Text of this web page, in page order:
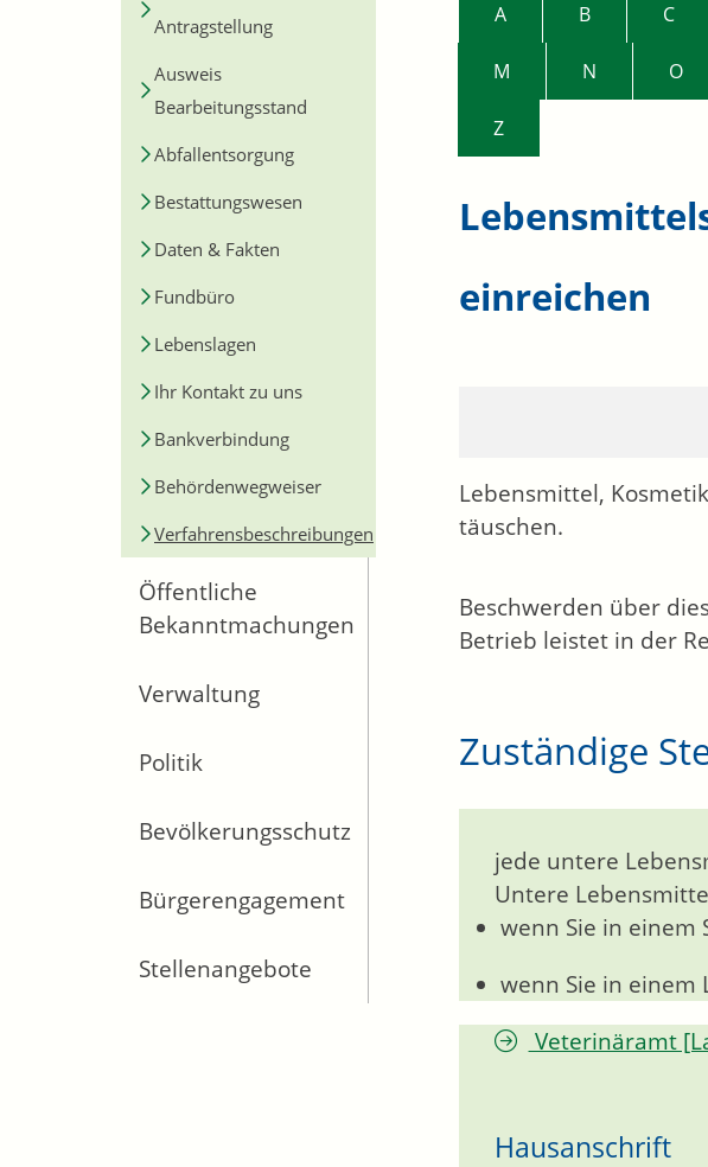
Antragstellung
Ausweis
Bearbeitungsstand
Abfallentsorgung
Bestattungswesen
Daten & Fakten
Fundbüro
Lebenslagen
Ihr Kontakt zu uns
Bankverbindung
Behördenwegweiser
Verfahrensbeschreibungen
Öffentliche
Bekanntmachungen
Verwaltung
Politik
Bevölkerungsschutz
Bürgerengagement
Stellenangebote
A B C
M N O
Z
einreichen
Lebensmittel,
täuschen.
Beschwerden über
Betrieb leistet in der
Zuständige
jede untere
Untere
wenn Sie in einem
wenn Sie in einem
Veterinäramt
Hausanschrift